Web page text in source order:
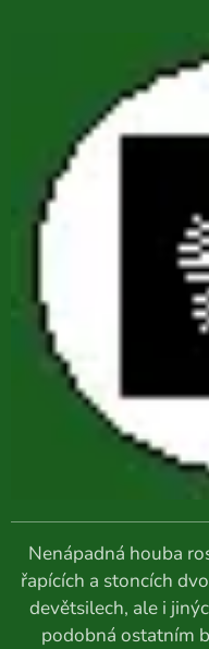
Nenápadná houba
řapících a stoncích
devětsilech, ale i
podobná ostatním